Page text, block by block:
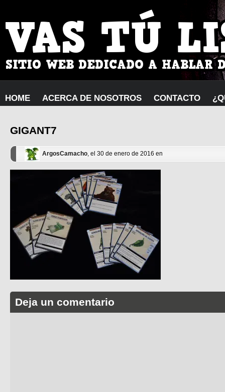
HOME ACERCA DE NOSOTROS CONTACTO
GIGANT7
ArgosCamacho, el 30 de enero de 2016 en
Deja un comentario